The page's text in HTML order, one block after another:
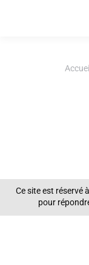
Accueil
Ce site est réservé
pour